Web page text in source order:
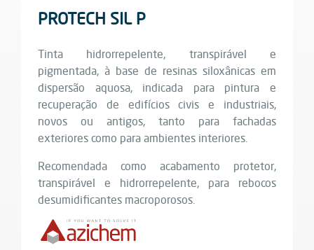
PROTECH SIL P
Tinta hidrorrepelente, transpirável e
pigmentada, à base de resinas siloxânicas em
dispersão aquosa, indicada para pintura e
recuperação de edifícios civis e industriais,
novos ou antigos, tanto para fachadas
exteriores como para ambientes interiores.
Recomendada como acabamento protetor,
transpirável e hidrorrepelente, para rebocos
desumidificantes macroporosos.